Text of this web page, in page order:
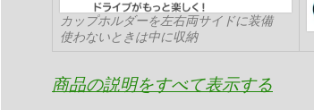
カップホルダーを左右両サイドに装備
使わないときは中に収納
商品の説明をすべて表示する